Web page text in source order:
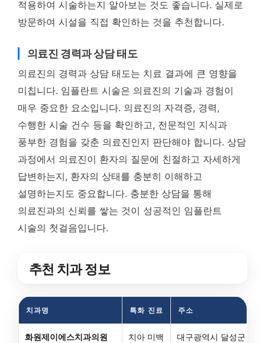
적용하여 시술하는지 알아보는 것도 좋습니다. 실제로
방문하여 시설을 직접 확인하는 것을 추천합니다.
의료진 경력과 상담 태도
의료진의 경력과 상담 태도는 치료 결과에 큰 영향을
미칩니다. 임플란트 시술은 의료진의 기술과 경험이
매우 중요한 요소입니다. 의료진의 자격증, 경력,
수행한 시술 건수 등을 확인하고, 전문적인 지식과
풍부한 경험을 갖춘 의료진인지 판단해야 합니다. 상담
과정에서 의료진이 환자의 질문에 친절하고 자세하게
답변하는지, 환자의 상태를 충분히 이해하고
설명하는지도 중요합니다. 충분한 상담을 통해
의료진과의 신뢰를 쌓는 것이 성공적인 임플란트
시술의 첫걸음입니다.
추천 치과 정보
치과명 특화 진료 주소
화원제이에스치과의원 치아 미백 대구광역시 달성군 화